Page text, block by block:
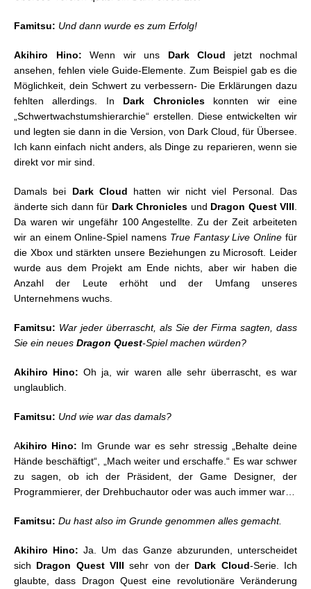
Famitsu: Und dann wurde es zum Erfolg!
Akihiro Hino: Wenn wir uns Dark Cloud jetzt nochmal
ansehen, fehlen viele Guide-Elemente. Zum Beispiel gab es die
Möglichkeit, dein Schwert zu verbessern- Die Erklärungen dazu
fehlten allerdings. In Dark Chronicleskonnten wir eine
„Schwertwachstumshierarchie“ erstellen. Diese entwickelten wir
und legten sie dann in die Version, von Dark Cloud, für Übersee.
Ich kann einfach nicht anders, als Dinge zu reparieren, wenn sie
direkt vor mir sind.
Damals bei Dark Cloud hatten wir nicht viel Personal. Das
änderte sich dann für Dark Chronicles und Dragon Quest VIII
Da waren wir ungefähr 100 Angestellte. Zu der Zeit arbeiteten
wir an einem Online-Spiel namens True Fantasy Live Online für
die Xbox und stärkten unsere Beziehungen zu Microsoft. Leider
wurde aus dem Projekt am Ende nichts, aber wir haben die
Anzahl der Leute erhöht und der Umfang unseres
Unternehmens wuchs.
Famitsu: War jeder überrascht, als Sie der Firma sagten, dass
Sie ein neues Dragon Quest-Spiel machen würden?
Akihiro Hino: Oh ja, wir waren alle sehr überrascht, es war
unglaublich.
Famitsu: Und wie war das damals?
Akihiro Hino: Im Grunde war es sehr stressig „Behalte deine
Hände beschäftigt“, „Mach weiter und erschaffe.“ Es war schwer
zu sagen, ob ich der Präsident, der Game Designer, der
Programmierer, der Drehbuchautor oder was auch immer war…
Famitsu: Du hast also im Grunde genommen alles gemacht.
Akihiro Hino: Ja. Um das Ganze abzurunden, unterscheidet
sich Dragon Quest VIII sehr von der Dark Cloud-Serie. Ich
glaubte, dass Dragon Quest eine revolutionäre Veränderung